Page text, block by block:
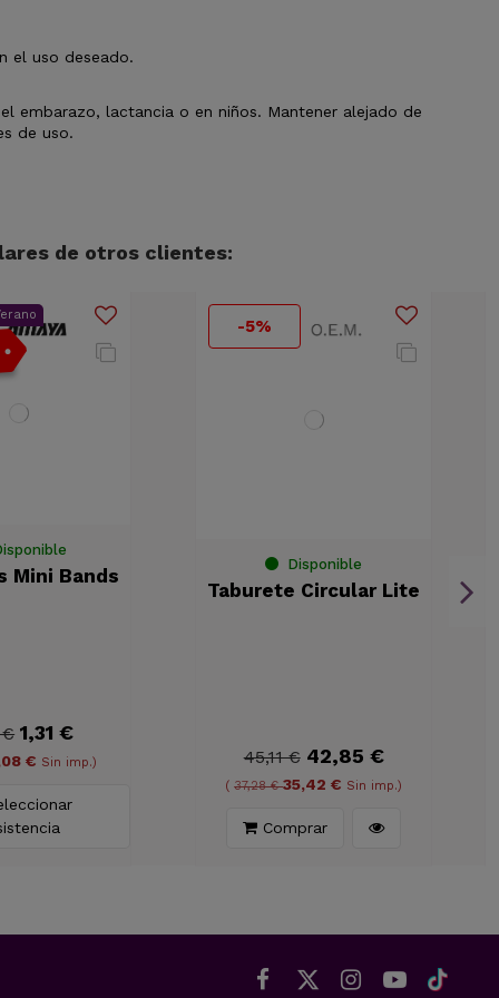
el uso deseado.
embarazo, lactancia o en niños. Mantener alejado de
de uso.
de otros clientes:
€ 1,31 €
Resistencia
-5%
45,11 € 42,85 €
(37,28 €35,42 €Sin imp.)
Comprar